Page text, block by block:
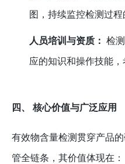
图，持续监控检测过程
人员培训与资质： 检
应的知识和操作技能，
四、 核心价值与广泛应用
有效物含量检测贯穿产品
管全链条，其价值体现在：